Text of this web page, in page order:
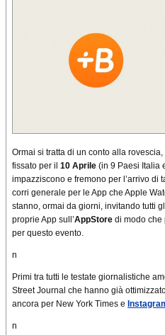
Ormai si tratta di un conto alla
fissato per il 10 Aprile (in 9 Paesi Italia
impazziscono e fremono per l’arrivo di
corri generale per le App che Apple
stanno, ormai da giorni, invitando tutti
proprie App sull’AppStore di modo che
per questo evento.
n
Primi tra tutti le testate giornalistiche
Street Journal che hanno già
ancora per New York Times e
n